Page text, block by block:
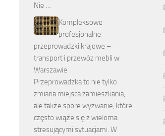
Nie …
Kompleksowe
profesjonalne
przeprowadzki krajowe –
transport i przewóz mebli w
Warszawie
Przeprowadzka to nie tylko
zmiana miejsca zamieszkania,
ale także spore wyzwanie, które
często wiąże się z wieloma
stresującymi sytuacjami. W